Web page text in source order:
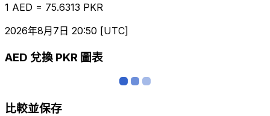
1 AED = 75.6313 PKR
2026年8月7日 20:50 [UTC]
AED 兌換 PKR 圖表
比較並保存